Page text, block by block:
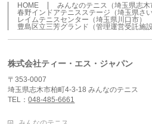
HOME
みんなのテニス（埼玉県志木
春野インドアテニスステージ（埼玉県さい
レイムテニスセンター（埼玉県川口市）
豊島区立三芳グランド（管理運営受託施設
株式会社ティー・エス・ジャパン
〒353-0007
埼玉県志木市柏町4-3-18 みんなのテニス
TEL：048-485-6661